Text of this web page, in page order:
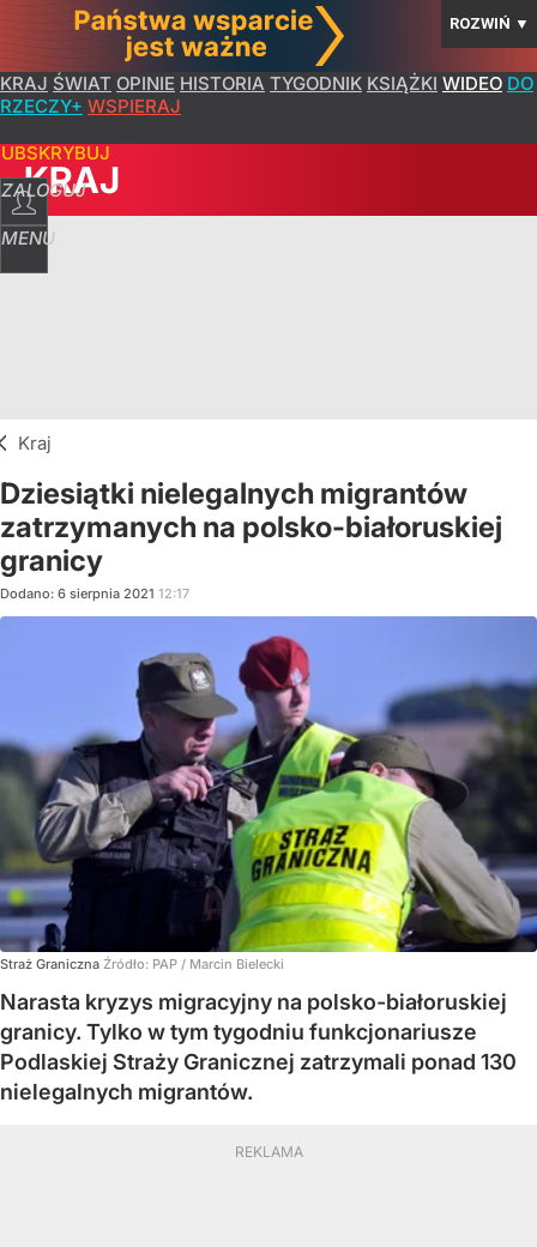
ROZWIŃ ▼
KRAJ ŚWIAT OPINIE HISTORIA TYGODNIK KSIĄŻKI WIDEO DO
RZECZY+ WSPIERAJ
ZALOGUJ
MENU
KRAJ
Kraj
Dziesiątki nielegalnych migrantów
zatrzymanych na polsko-białoruskiej
granicy
Dodano: 6 sierpnia 2021 12:17
Straż Graniczna Źródło: PAP / Marcin Bielecki
Narasta kryzys migracyjny na polsko-białoruskiej
granicy. Tylko w tym tygodniu funkcjonariusze
Podlaskiej Straży Granicznej zatrzymali ponad 130
nielegalnych migrantów.